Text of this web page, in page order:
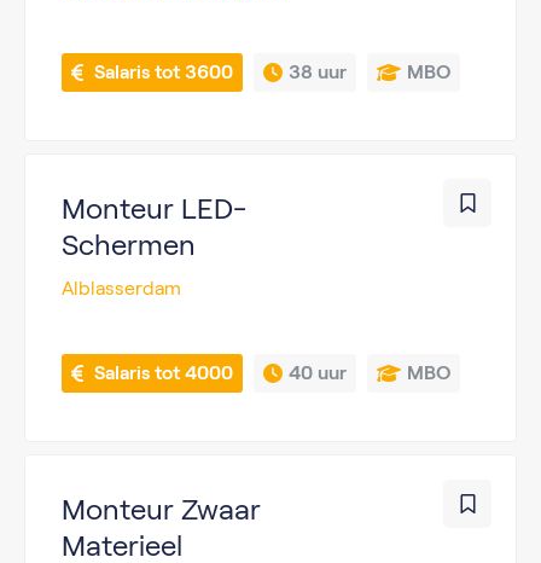
Salaris tot 3600 38 uur MBO
Monteur LED-
Schermen
Alblasserdam
Salaris tot 4000 40 uur MBO
Monteur Zwaar
Materieel